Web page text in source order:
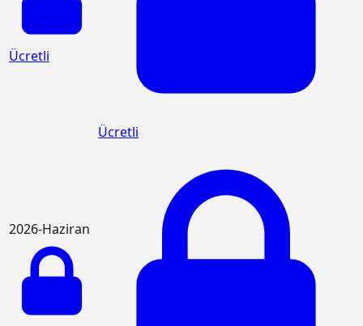
Ücretli
Ücretli
2026-Haziran